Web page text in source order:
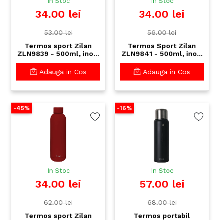
34.00 lei
53.00 lei
Termos sport Zilan
ZLN9839 - 500ml, inox,
Premium, izolatie
dubla, mentine
temperatura 24h, crem
Adauga in Cos
34.00 lei
56.00 lei
Termos Sport Zilan
ZLN9841 - 500ml, inox,
perete dublu, mentine
temperatura 24h rece/
12h cald, gri
Adauga in Cos
-45%
In Stoc
34.00 lei
62.00 lei
Termos sport Zilan
-16%
In Stoc
57.00 lei
68.00 lei
Termos portabil